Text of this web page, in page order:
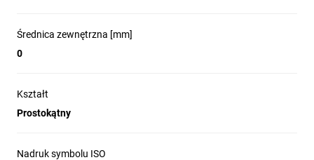
Średnica zewnętrzna [mm]
0
Kształt
Prostokątny
Nadruk symbolu ISO